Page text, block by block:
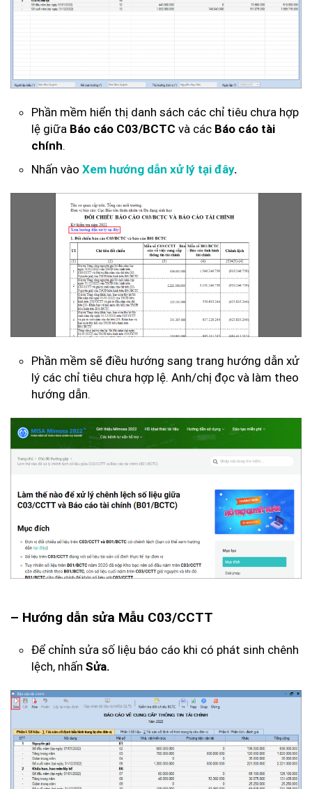
Phần mềm hiển thị danh sách các chỉ tiêu chưa hợp
lệ giữa Báo cáo C03/BCTC và các Báo cáo tài
chính.
Nhấn vào Xem hướng dẫn xử lý tại đây.
Phần mềm sẽ điều hướng sang trang hướng dẫn xử
lý các chỉ tiêu chưa hợp lệ. Anh/chị đọc và làm theo
hướng dẫn.
– Hướng dẫn sửa Mẫu C03/CCTT
Để chỉnh sửa số liệu báo cáo khi có phát sinh chênh
lệch, nhấn Sửa.